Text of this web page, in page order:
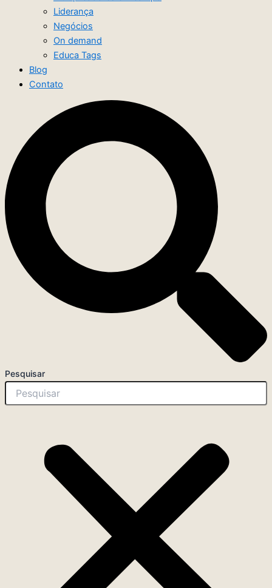
Liderança
Negócios
On demand
Educa Tags
Blog
Contato
Pesquisar